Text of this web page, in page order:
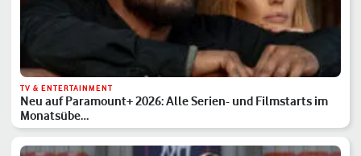
TV & ENTERTAINMENT
Neu auf Paramount+ 2026: Alle Serien- und Filmstarts im
Monatsübe…